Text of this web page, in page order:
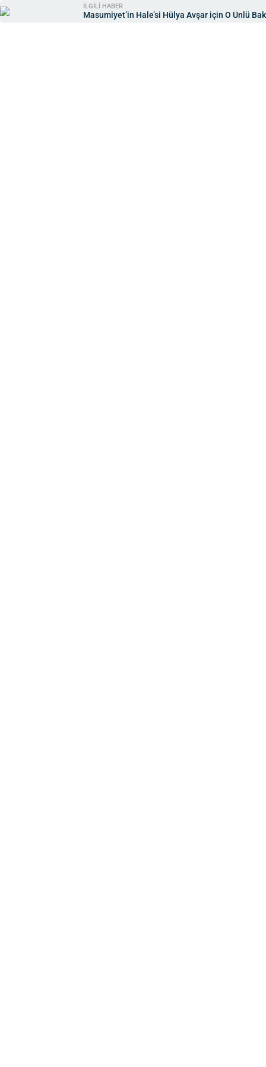
İLGİLİ HABER
Masumiyet’in Hale’si Hülya Avşar için O Ünlü